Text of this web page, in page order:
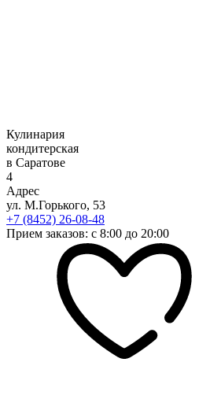
Кулинария
кондитерская
в Саратове
4
Адрес
ул. М.Горького, 53
+7 (8452) 26-08-48
Прием заказов: с 8:00 до 20:00